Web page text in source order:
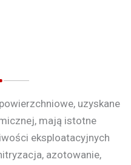
uzyskane
mają istotne
eksploatacyjnych
azotowanie,